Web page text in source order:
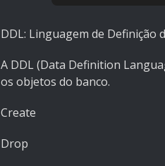
DDL: Linguagem de Definição
A DDL (Data Definition
os objetos do banco.
Create
Drop